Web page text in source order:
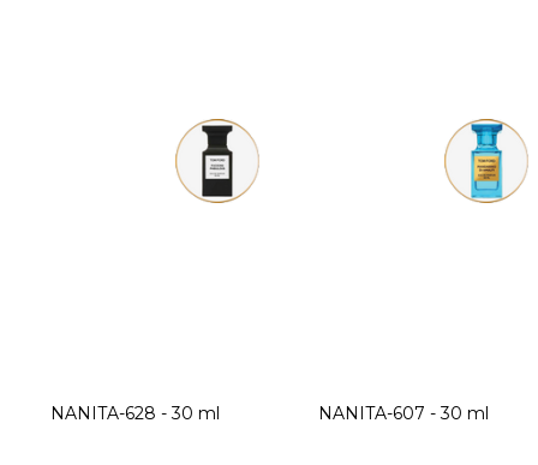
NANITA-628 - 30 ml NANITA-607 - 30 ml